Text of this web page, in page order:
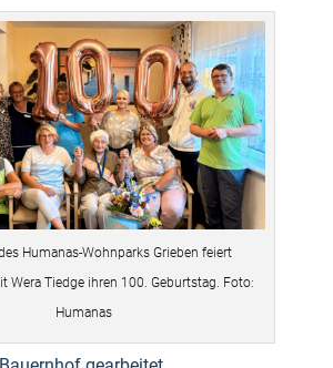
Humanas-Wohnparks Grieben feiert
Wera Tiedge ihren 100. Geburtstag. Foto:
Humanas